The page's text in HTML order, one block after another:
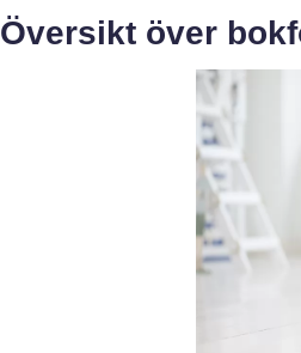
Översikt över